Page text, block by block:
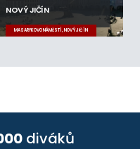
NOVÝ JIČÍN
MASARYKOVO NÁMĚSTÍ, NOVÝ JIČÍN
diváků